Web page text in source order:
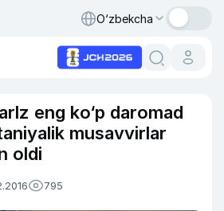
O‘zbekcha
eng ko‘p daromad
musavvirlar
oldi
795